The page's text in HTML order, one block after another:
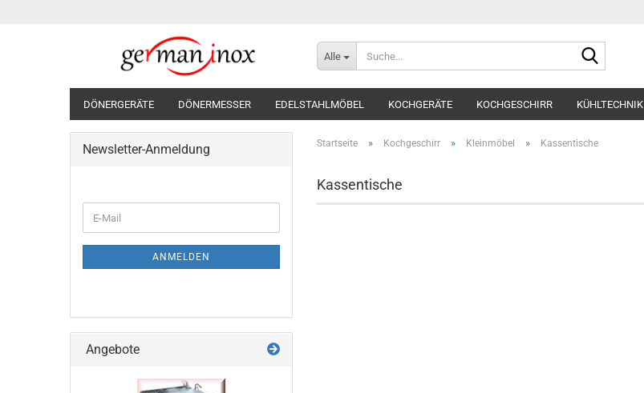
Alle
DÖNERGERÄTE DÖNERMESSER EDELSTAHLMÖBEL KOCHGERÄTE KOCHGESCHIRR KÜHLTECHNIK
Startseite » Kochgeschirr » Kleinmöbel » Kassentische
Kassentische
Newsletter-Anmeldung
ZUR
E-
Mail
ANMELDEN
Angebote